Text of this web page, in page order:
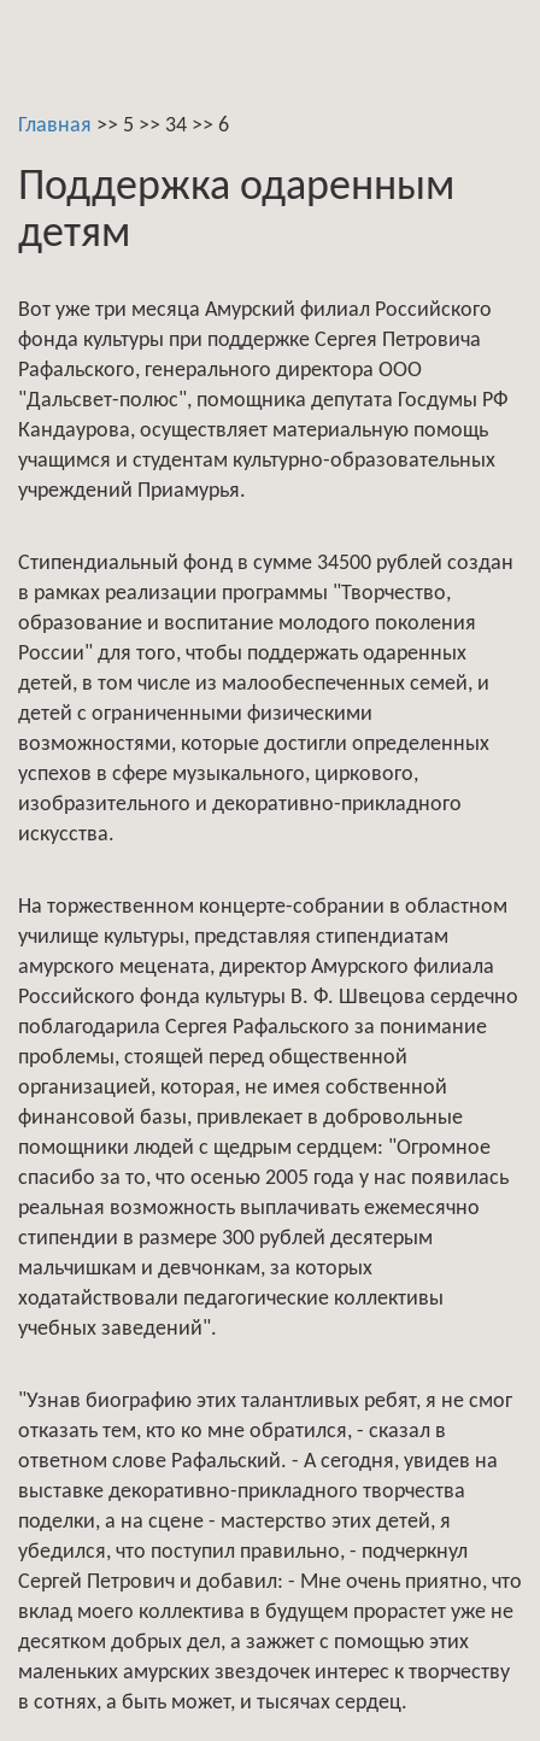
Главная >> 5 >> 34 >> 6
Поддержка одаренным
детям
Вот уже три месяца Амурский филиал Российского
фонда культуры при поддержке Сергея Петровича
Рафальского, генерального директора ООО
"Дальсвет-полюс", помощника депутата Госдумы РФ
Кандаурова, осуществляет материальную помощь
учащимся и студентам культурно-образовательных
учреждений Приамурья.
Стипендиальный фонд в сумме 34500 рублей создан
в рамках реализации программы "Творчество,
образование и воспитание молодого поколения
России" для того, чтобы поддержать одаренных
детей, в том числе из малообеспеченных семей, и
детей с ограниченными физическими
возможностями, которые достигли определенных
успехов в сфере музыкального, циркового,
изобразительного и декоративно-прикладного
искусства.
На торжественном концерте-собрании в областном
училище культуры, представляя стипендиатам
амурского мецената, директор Амурского филиала
Российского фонда культуры В. Ф. Швецова сердечно
поблагодарила Сергея Рафальского за понимание
проблемы, стоящей перед общественной
организацией, которая, не имея собственной
финансовой базы, привлекает в добровольные
помощники людей с щедрым сердцем: "Огромное
спасибо за то, что осенью 2005 года у нас появилась
реальная возможность выплачивать ежемесячно
стипендии в размере 300 рублей десятерым
мальчишкам и девчонкам, за которых
ходатайствовали педагогические коллективы
учебных заведений".
"Узнав биографию этих талантливых ребят, я не смог
отказать тем, кто ко мне обратился, - сказал в
ответном слове Рафальский. - А сегодня, увидев на
выставке декоративно-прикладного творчества
поделки, а на сцене - мастерство этих детей, я
убедился, что поступил правильно, - подчеркнул
Сергей Петрович и добавил: - Мне очень приятно, что
вклад моего коллектива в будущем прорастет уже не
десятком добрых дел, а зажжет с помощью этих
маленьких амурских звездочек интерес к творчеству
в сотнях, а быть может, и тысячах сердец.